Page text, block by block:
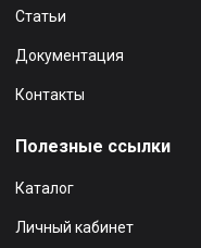
Статьи
Документация
Контакты
Полезные ссылки
Каталог
Личный кабинет